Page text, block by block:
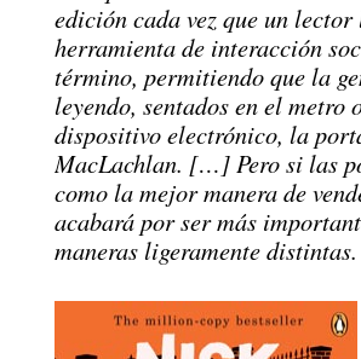
edición cada vez que un
herramienta de interacción
término, permitiendo que la
leyendo, sentados en el metro
dispositivo electrónico, la
MacLachlan. […] Pero si las
como la mejor manera de
acabará por ser más
maneras ligeramente distintas.